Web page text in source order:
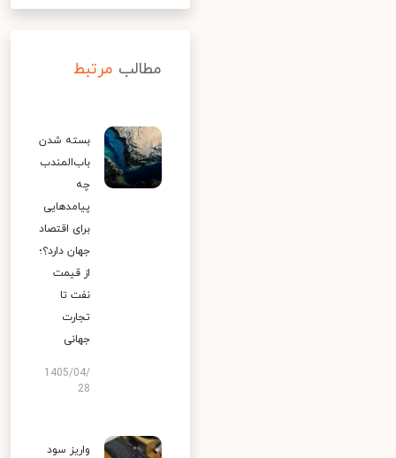
مطالب مرتبط
بسته شدن
باب‌المندب
چه
پیامدهایی
برای اقتصاد
جهان دارد؟؛
از قیمت
نفت تا
تجارت
جهانی
1405/04/
28
واریز سود